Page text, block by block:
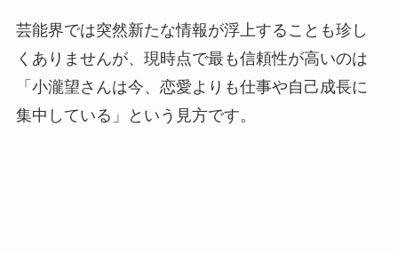
芸能界では突然新たな情報が浮上することも珍し
くありませんが、現時点で最も信頼性が高いのは
「小瀧望さんは今、恋愛よりも仕事や自己成長に
集中している」という見方です。